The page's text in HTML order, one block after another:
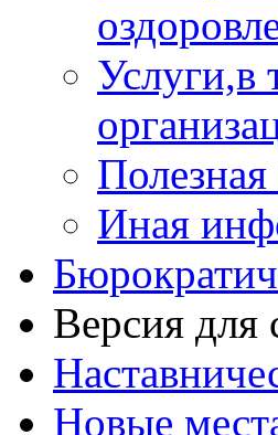
Услуги,в
Иная
Версия для
Новые